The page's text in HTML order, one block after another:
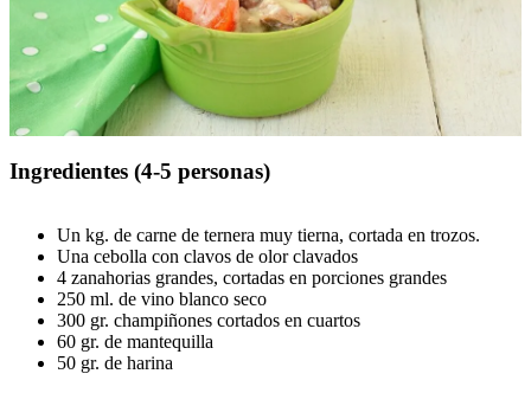
Ingredientes (4-5 personas)
Un kg. de carne de ternera muy tierna, cortada en trozos.
Una cebolla con clavos de olor clavados
4 zanahorias grandes, cortadas en porciones grandes
250 ml. de vino blanco seco
300 gr. champiñones cortados en cuartos
60 gr. de mantequilla
50 gr. de harina